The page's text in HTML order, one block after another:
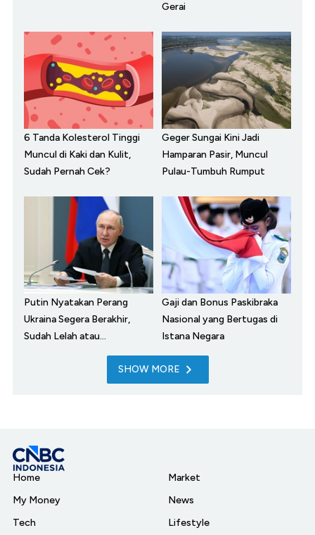
Gerai
6 Tanda Kolesterol Tinggi
Muncul di Kaki dan Kulit,
Sudah Pernah Cek?
Geger Sungai Kini Jadi
Hamparan Pasir, Muncul
Pulau-Tumbuh Rumput
Putin Nyatakan Perang
Ukraina Segera Berakhir,
Sudah Lelah atau...
Gaji dan Bonus Paskibraka
Nasional yang Bertugas di
Istana Negara
SHOW MORE
Home
My Money
Tech
Market
News
Lifestyle